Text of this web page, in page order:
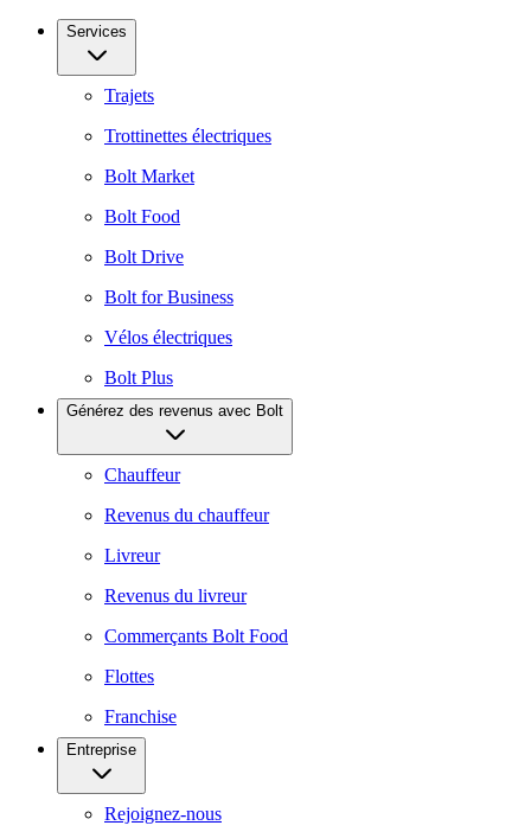
Services
Trajets
Trottinettes électriques
Bolt Market
Bolt Food
Bolt Drive
Bolt for Business
Vélos électriques
Bolt Plus
Générez des revenus avec Bolt
Chauffeur
Revenus du chauffeur
Livreur
Revenus du livreur
Commerçants Bolt Food
Flottes
Franchise
Entreprise
Rejoignez-nous